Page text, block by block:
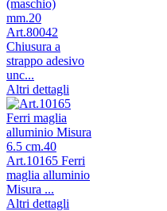
Art.80042
Chiusura a
strappo adesivo
unc...
Altri dettagli
Art.10165 Ferri
maglia alluminio
Misura ...
Altri dettagli